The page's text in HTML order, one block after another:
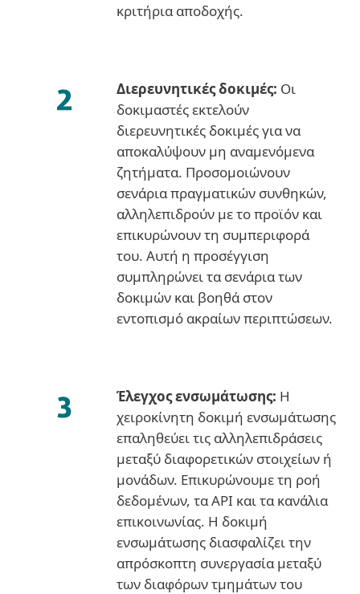
κριτήρια αποδοχής.
Διερευνητικές δοκιμές: Οι
δοκιμαστές εκτελούν
διερευνητικές δοκιμές για να
αποκαλύψουν μη αναμενόμενα
ζητήματα. Προσομοιώνουν
σενάρια πραγματικών συνθηκών,
αλληλεπιδρούν με το προϊόν και
επικυρώνουν τη συμπεριφορά
του. Αυτή η προσέγγιση
συμπληρώνει τα σενάρια των
δοκιμών και βοηθά στον
εντοπισμό ακραίων περιπτώσεων.
Έλεγχος ενσωμάτωσης: Η
χειροκίνητη δοκιμή ενσωμάτωσης
επαληθεύει τις αλληλεπιδράσεις
μεταξύ διαφορετικών στοιχείων ή
μονάδων. Επικυρώνουμε τη ροή
δεδομένων, τα API και τα κανάλια
επικοινωνίας. Η δοκιμή
ενσωμάτωσης διασφαλίζει την
απρόσκοπτη συνεργασία μεταξύ
των διαφόρων τμημάτων του